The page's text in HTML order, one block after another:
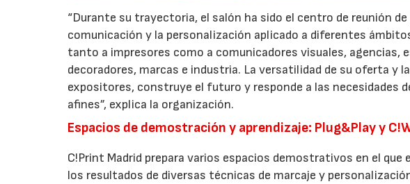
“Durante su trayectoria, el salón ha sido el centro de reunión
comunicación y la personalización aplicado a diferentes
tanto a impresores como a comunicadores visuales, agencias,
decoradores, marcas e industria. La versatilidad de su oferta y
expositores, construye el futuro y responde a las necesidades
afines”, explica la organización.
Espacios de demostración y aprendizaje: Plug&Play y
C!Print Madrid prepara varios espacios demostrativos en el
los resultados de diversas técnicas de marcaje y
22/